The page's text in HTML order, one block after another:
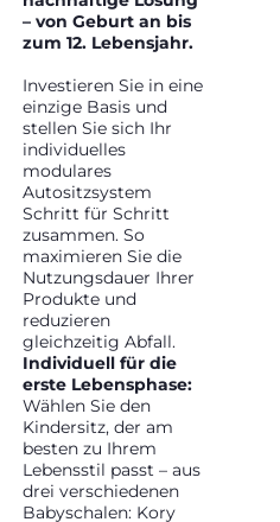
– von Geburt an bis
zum 12. Lebensjahr.
Investieren Sie in eine
einzige Basis und
stellen Sie sich Ihr
individuelles
modulares
Autositzsystem
Schritt für Schritt
zusammen. So
maximieren Sie die
Nutzungsdauer Ihrer
Produkte und
reduzieren
gleichzeitig Abfall.
Individuell für die
erste Lebensphase:
Wählen Sie den
Kindersitz, der am
besten zu Ihrem
Lebensstil passt – aus
drei verschiedenen
Babyschalen: Kory